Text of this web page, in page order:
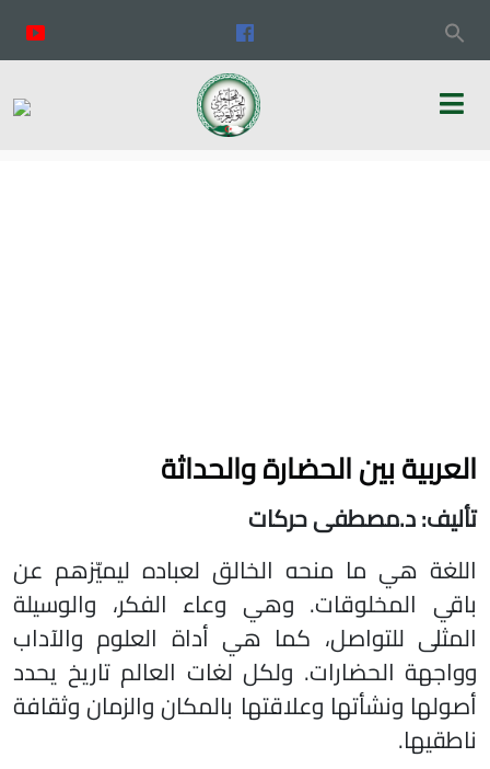
العربية بين الحضارة والحداثة
تأليف: د.مصطفى حركات
اللغة هي ما منحه الخالق لعباده ليميّزهم عن
باقي المخلوقات. وهي وعاء الفكر، والوسيلة
المثلى للتواصل، كما هي أداة العلوم والآداب
وواجهة الحضارات. ولكل لغات العالم تاريخ يحدد
أصولها ونشأتها وعلاقتها بالمكان والزمان وثقافة
ناطقيها.